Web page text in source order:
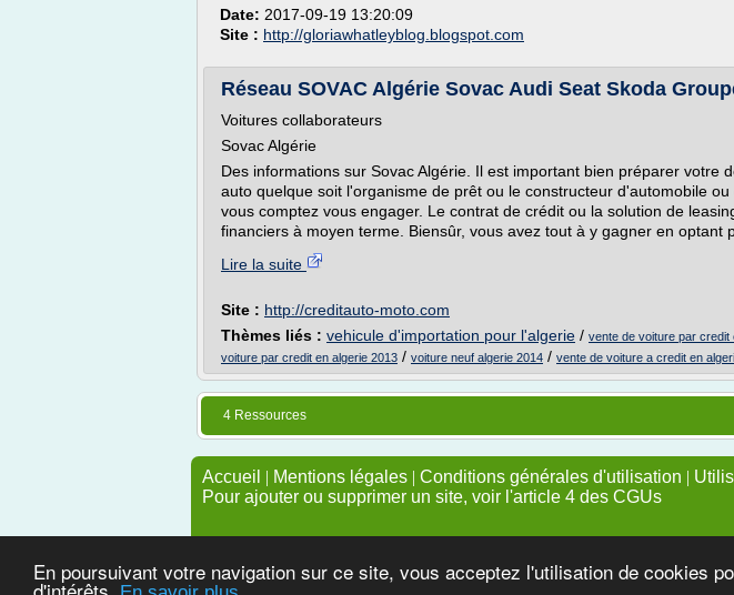
En poursuivant votre navigation sur ce site, vous acceptez l'utilisation de cookies
Date: 2017-09-19 13:20:09
Site : http://gloriawhatleyblog.blogspot.com
Réseau SOVAC Algérie Sovac Audi Seat Skoda
Voitures collaborateurs
Sovac Algérie
Des informations sur Sovac Algérie. Il est important bien préparer votre
auto quelque soit l'organisme de prêt ou le constructeur d'automobile
vous comptez vous engager. Le contrat de crédit ou la solution de
financiers à moyen terme. Biensûr, vous avez tout à y gagner en optant
Lire la suite
Site : http://creditauto-moto.com
Thèmes liés : vehicule d'importation pour l'algerie / vente de voiture par credit
voiture par credit en algerie 2013 / voiture neuf algerie 2014 / vente de voiture a credit en
4 Ressources
Accueil | Mentions légales | Conditions générales d'utilisation |
Pour ajouter ou supprimer un site, voir l'article 4 des CGUs